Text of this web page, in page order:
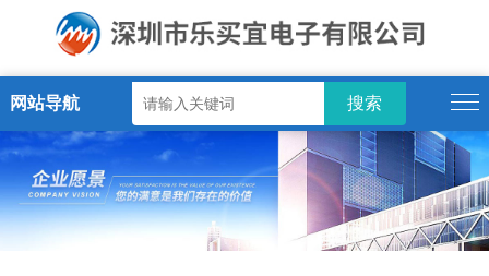
网站导航